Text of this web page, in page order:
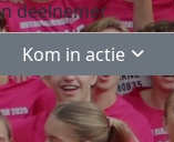
Kom in actie